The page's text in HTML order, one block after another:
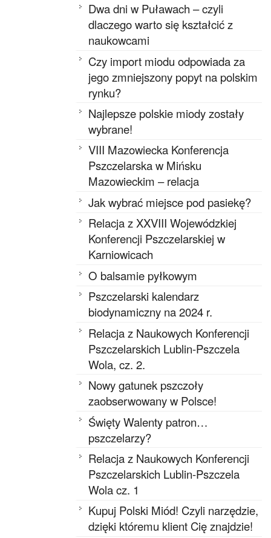
Dwa dni w Puławach – czyli
dlaczego warto się kształcić z
naukowcami
Czy import miodu odpowiada za
jego zmniejszony popyt na polskim
rynku?
Najlepsze polskie miody zostały
wybrane!
VIII Mazowiecka Konferencja
Pszczelarska w Mińsku
Mazowieckim – relacja
Jak wybrać miejsce pod pasiekę?
Relacja z XXVIII Wojewódzkiej
Konferencji Pszczelarskiej w
Karniowicach
O balsamie pyłkowym
Pszczelarski kalendarz
biodynamiczny na 2024 r.
Relacja z Naukowych Konferencji
Pszczelarskich Lublin-Pszczela
Wola, cz. 2.
Nowy gatunek pszczoły
zaobserwowany w Polsce!
Święty Walenty patron…
pszczelarzy?
Relacja z Naukowych Konferencji
Pszczelarskich Lublin-Pszczela
Wola cz. 1
Kupuj Polski Miód! Czyli narzędzie,
dzięki któremu klient Cię znajdzie!